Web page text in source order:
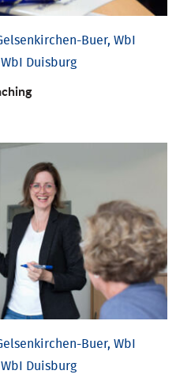
Buer, WbI
Duisburg
Buer, WbI
Duisburg